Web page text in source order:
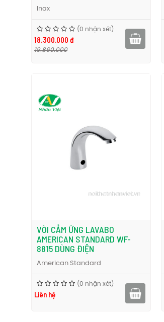
Inax
(0 nhận xét)
18.300.000 đ
19.860.000
VÒI CẢM ỨNG LAVABO
AMERICAN STANDARD WF-
8815 DÙNG ĐIỆN
American Standard
(0 nhận xét)
Liên hệ